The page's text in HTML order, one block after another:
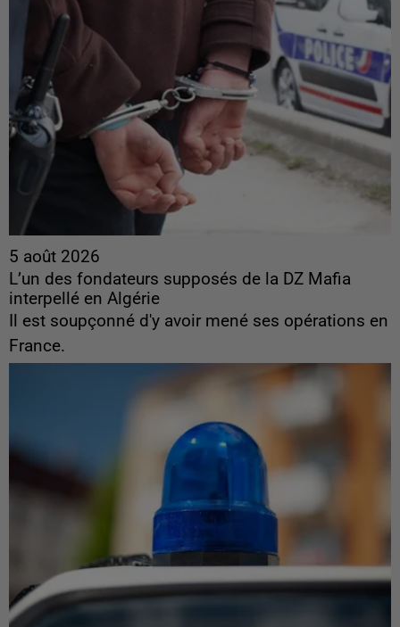
5 août 2026
L’un des fondateurs supposés de la DZ Mafia
interpellé en Algérie
Il est soupçonné d'y avoir mené ses opérations en
France.